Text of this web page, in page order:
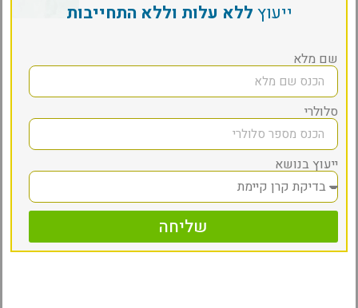
ייעוץללא עלות וללא התחייבות
שם מלא
סלולרי
ייעוץ בנושא
שליחה